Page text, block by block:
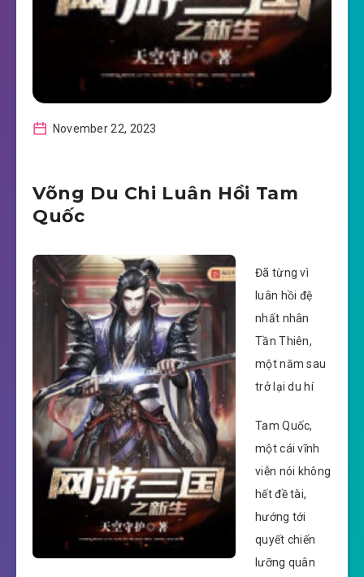
November 22, 2023
Võng Du Chi Luân Hồi Tam
Quốc
Đã từng vì
luân hồi đệ
nhất nhân
Tần Thiên,
một năm sau
trở lại du hí
Tam Quốc,
một cái vĩnh
viễn nói không
hết đề tài,
hướng tới
quyết chiến
lưỡng quân